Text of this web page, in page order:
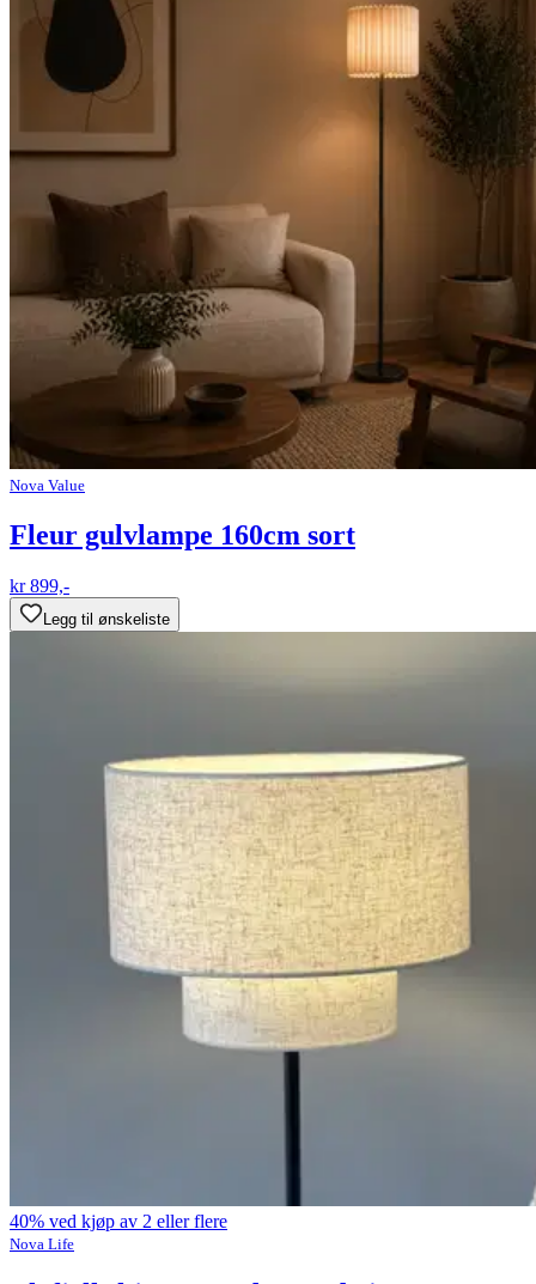
Nova Value
Fleur gulvlampe 160cm sort
kr 899,-
Legg til ønskeliste
40% ved kjøp av 2 eller flere
Nova Life